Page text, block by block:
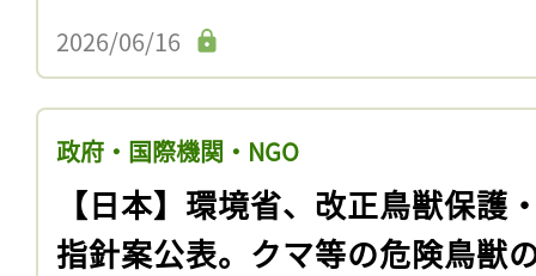
2026/06/16
政府・国際機関・NGO
【日本】環境省、改正鳥獣保護
指針案公表。クマ等の危険鳥獣